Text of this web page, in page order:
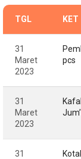
TGL KET
31
Maret
2023
pcs
31
Maret
2023
31